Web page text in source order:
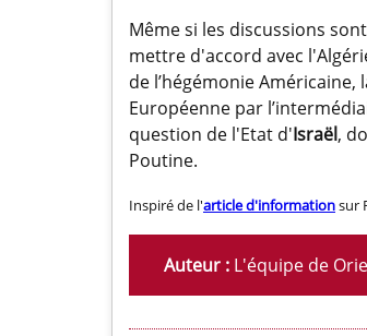
Même si les discussions
mettre d'accord avec
de l’hégémonie
Européenne par
question de l'Etat d'Israël,
Poutine.
Inspiré de l'article d'informationsur
Auteur : L'équipe de